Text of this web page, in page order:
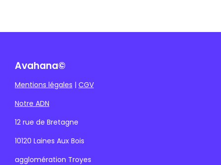
Avahana©
Mentions légales | CGV
Notre ADN
12 rue de Bretagne
10120 Laines Aux Bois
agglomération Troyes